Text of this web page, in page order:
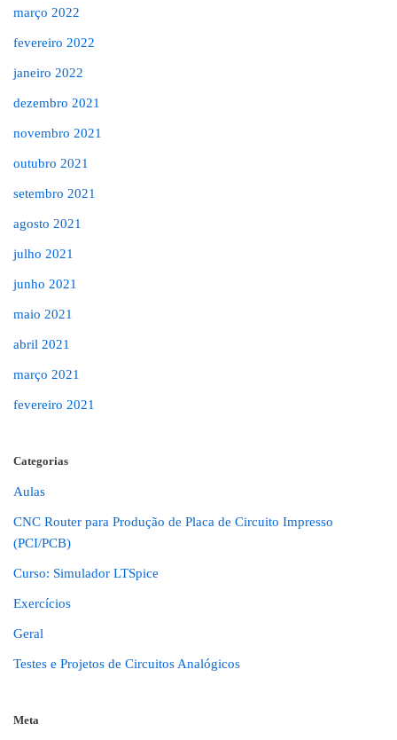
março 2022
fevereiro 2022
janeiro 2022
dezembro 2021
novembro 2021
outubro 2021
setembro 2021
agosto 2021
julho 2021
junho 2021
maio 2021
abril 2021
março 2021
fevereiro 2021
Categorias
Aulas
CNC Router para Produção de Placa de Circuito Impresso
(PCI/PCB)
Curso: Simulador LTSpice
Exercícios
Geral
Testes e Projetos de Circuitos Analógicos
Meta